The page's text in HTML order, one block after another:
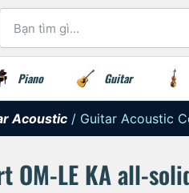
Piano Guitar
Acoustic / Guitar Acoustic
OM-LE KA all-